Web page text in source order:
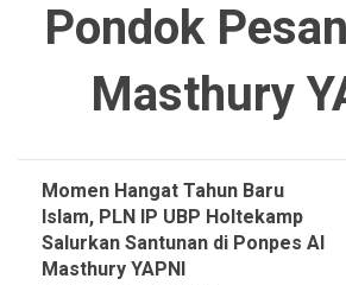
Pondok
Masthury
Momen Hangat Tahun Baru
Islam, PLN IP UBP Holtekamp
Salurkan Santunan di Ponpes Al
Masthury YAPNI